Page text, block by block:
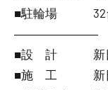
■駐輪場 32
―――――――
■設 計 新日本
■施 工 新日